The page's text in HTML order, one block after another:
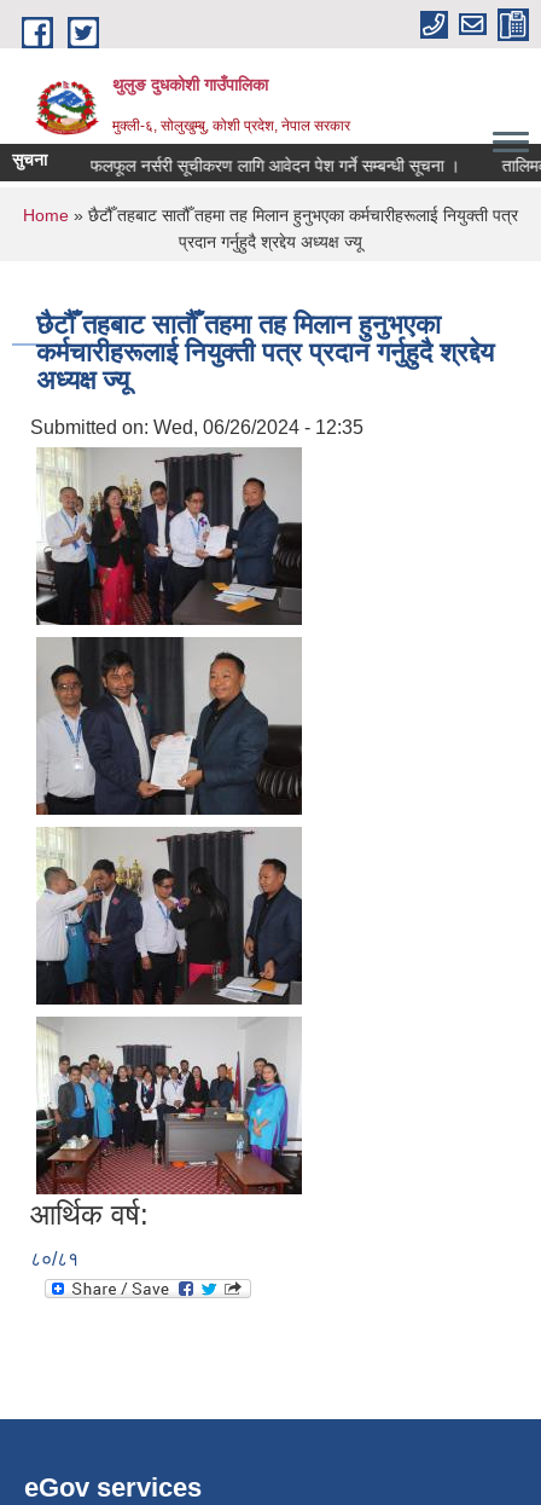
Skip to main content
थुलुङ दुधकोशी गाउँपालिका
मुक्ली-६, सोलुखुम्बु, कोशी प्रदेश, नेपाल सरकार
सुचना निजि फलफूल नर्सरी सूचीकरण लागि आवेदन पेश गर्ने सम्बन्धी सूचना ।
You are here
Home » छैटौँ तहबाट सातौँ तहमा तह मिलान हुनुभएका कर्मचारीहरूलाई नियुक्ती पत्र
प्रदान गर्नुहुदै श्रद्देय अध्यक्ष ज्यू
छैटौँ तहबाट सातौँ तहमा तह मिलान हुनुभएका
कर्मचारीहरूलाई नियुक्ती पत्र प्रदान गर्नुहुदै श्रद्देय
अध्यक्ष ज्यू
Submitted on: Wed, 06/26/2024 - 12:35
आर्थिक वर्ष:
८०/८१
eGov services